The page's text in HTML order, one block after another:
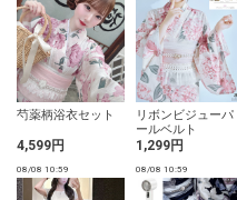
芍薬柄浴衣セット
4,599円
リボンビジューパ
ールベルト
1,299円
08/08 10:59 08/08 10:59